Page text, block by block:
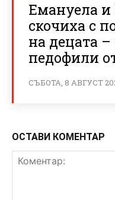
Емануела и
скочиха с
на децата
педофили
СЪБОТА, 8 АВГУСТ
ОСТАВИ КОМЕНТАР